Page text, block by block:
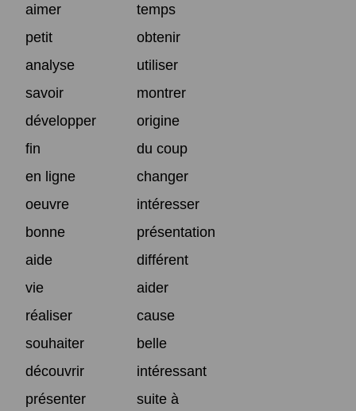
aimer
temps
petit
obtenir
analyse
utiliser
savoir
montrer
développer
origine
fin
du coup
en ligne
changer
oeuvre
intéresser
bonne
présentation
aide
différent
vie
aider
réaliser
cause
souhaiter
belle
découvrir
intéressant
présenter
suite à